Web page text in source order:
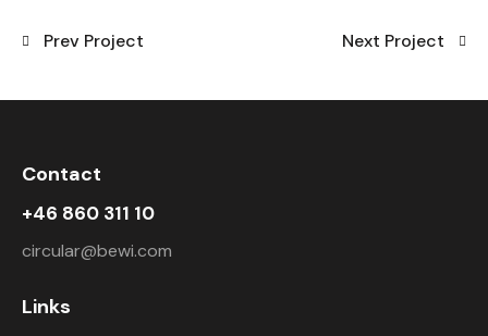
Prev Project Next Project
Contact
+46 860 311 10
circular@bewi.com
Links